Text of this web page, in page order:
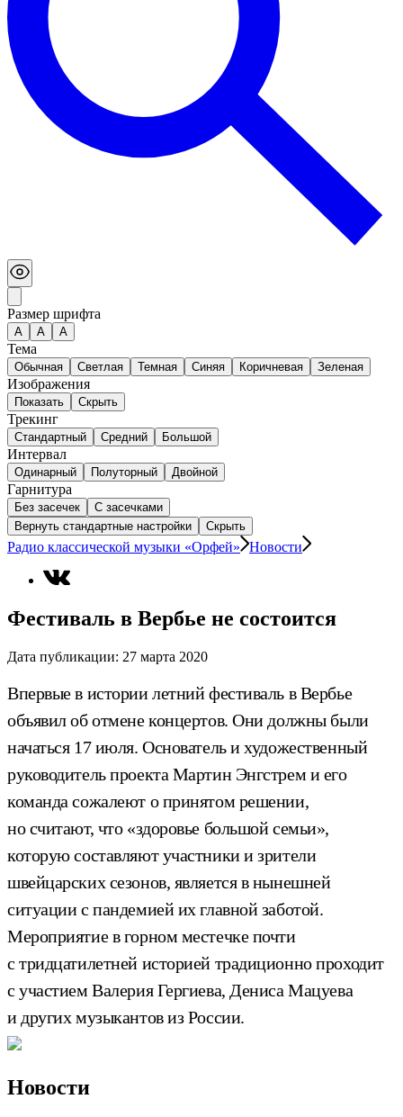
Размер шрифта
А A A
Тема
Обычная Светлая Темная Синяя Коричневая Зеленая
Изображения
Показать Скрыть
Трекинг
Стандартный Средний Большой
Интервал
Одинарный Полуторный Двойной
Гарнитура
Без засечек
С засечками
Вернуть стандартные настройки
Скрыть
Радио классической музыки «Орфей» Новости
Фестиваль в Вербье не состоится
Дата публикации: 27 марта 2020
Впервые в истории летний фестиваль в Вербье
объявил об отмене концертов. Они должны были
начаться 17 июля. Основатель и художественный
руководитель проекта Мартин Энгстрем и его
команда сожалеют о принятом решении,
но считают, что «здоровье большой семьи»,
которую составляют участники и зрители
швейцарских сезонов, является в нынешней
ситуации с пандемией их главной заботой.
Мероприятие в горном местечке почти
с тридцатилетней историей традиционно проходит
с участием Валерия Гергиева, Дениса Мацуева
и других музыкантов из России.
Новости